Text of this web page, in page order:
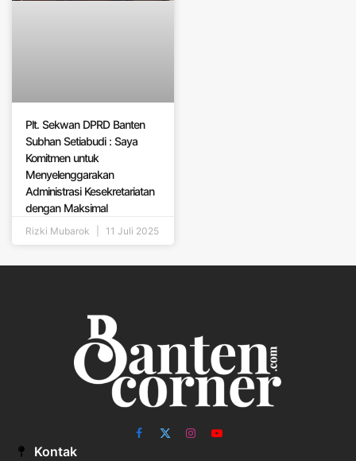
Plt. Sekwan DPRD Banten
Subhan Setiabudi : Saya
Komitmen untuk
Menyelenggarakan
Administrasi Kesekretariatan
dengan Maksimal
Rizki Mubarok 11 Juli 2025
Facebook
X
InstagramYouTube
Kontak